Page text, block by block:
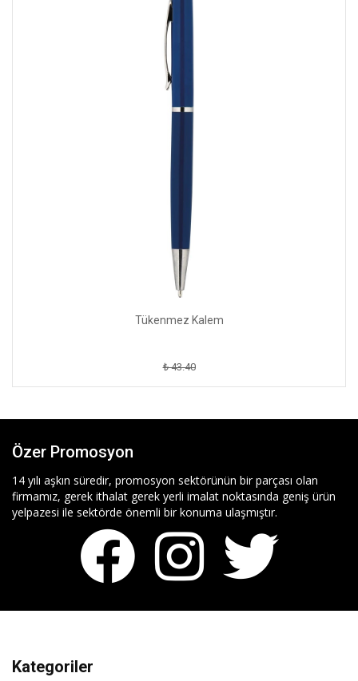
Tükenmez Kalem
₺ 43.40
Özer Promosyon
14 yılı aşkın süredir, promosyon sektörünün bir parçası olan
firmamız, gerek ithalat gerek yerli imalat noktasında geniş ürün
yelpazesi ile sektörde önemli bir konuma ulaşmıştır.
Kategoriler